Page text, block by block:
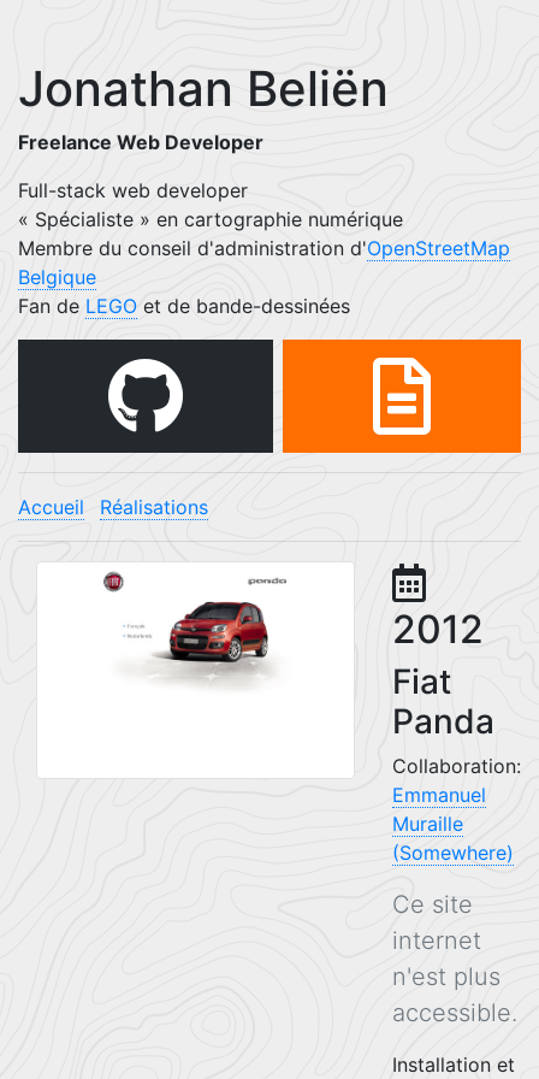
Jonathan Beliën
Freelance Web Developer
Full-stack web developer
« Spécialiste » en cartographie numérique
Membre du conseil d'administration d'OpenStreetMap
Belgique
Fan de LEGO et de bande-dessinées
Accueil Réalisations
2012
Fiat
Panda
Collaboration:
Emmanuel
Muraille
(Somewhere)
Ce site
internet
n'est plus
accessible.
Installation et